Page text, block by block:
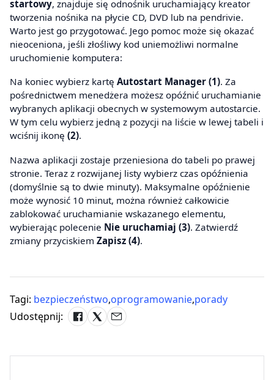
startowy, znajduje się odnośnik uruchamiający kreator
tworzenia nośnika na płycie CD, DVD lub na pendrivie.
Warto jest go przygotować. Jego pomoc może się okazać
nieoceniona, jeśli złośliwy kod uniemożliwi normalne
uruchomienie komputera:
Na koniec wybierz kartę Autostart Manager (1). Za
pośrednictwem menedżera możesz opóźnić uruchamianie
wybranych aplikacji obecnych w systemowym autostarcie.
W tym celu wybierz jedną z pozycji na liście w lewej tabeli i
wciśnij ikonę (2).
Nazwa aplikacji zostaje przeniesiona do tabeli po prawej
stronie. Teraz z rozwijanej listy wybierz czas opóźnienia
(domyślnie są to dwie minuty). Maksymalne opóźnienie
może wynosić 10 minut, można również całkowicie
zablokować uruchamianie wskazanego elementu,
wybierając polecenie Nie uruchamiaj (3). Zatwierdź
zmiany przyciskiem Zapisz (4).
Tagi: bezpieczeństwo,oprogramowanie,porady
Udostępnij: